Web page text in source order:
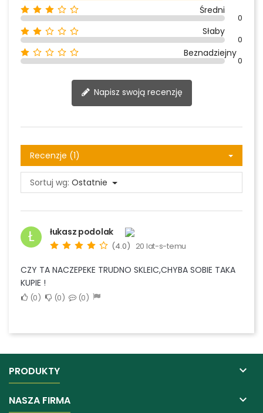
Średni
0
Słaby
0
Beznadziejny
0
Napisz swoją recenzję
Recenzje (1)
Sortuj wg: Ostatnie
Ł łukasz podolak
(4.0) 20 lat-s-temu
CZY TA NACZEPEKE TRUDNO SKLEIC,CHYBA SOBIE TAKA
KUPIE !
0 0 0
PRODUKTY 
NASZA FIRMA 